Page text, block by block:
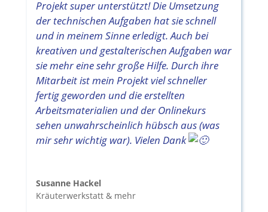
Projekt super unterstützt! Die Umsetzung
der technischen Aufgaben hat sie schnell
und in meinem Sinne erledigt. Auch bei
kreativen und gestalterischen Aufgaben war
sie mehr eine sehr große Hilfe. Durch ihre
Mitarbeit ist mein Projekt viel schneller
fertig geworden und die erstellten
Arbeitsmaterialien und der Onlinekurs
sehen unwahrscheinlich hübsch aus (was
mir sehr wichtig war). Vielen Dank
Susanne Hackel
Kräuterwerkstatt & mehr